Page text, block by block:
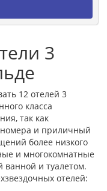
3
12 отелей 3
класса
так как
номера и приличный
более низкого
и многокомнатные
ванной и туалетом.
отелей: